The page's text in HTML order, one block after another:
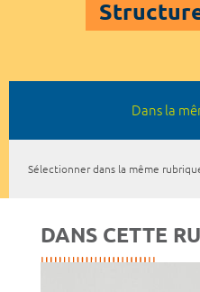
Dans la
Sélectionner dans la même
DANS CETTE